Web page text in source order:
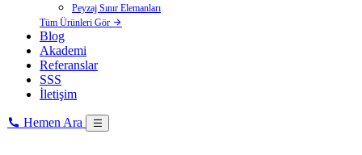
Peyzaj Sınır Elemanları
Tüm Ürünleri Gör
Blog
Akademi
Referanslar
SSS
İletişim
Hemen Ara